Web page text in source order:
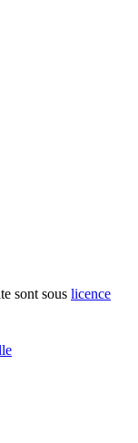
sont sous licence